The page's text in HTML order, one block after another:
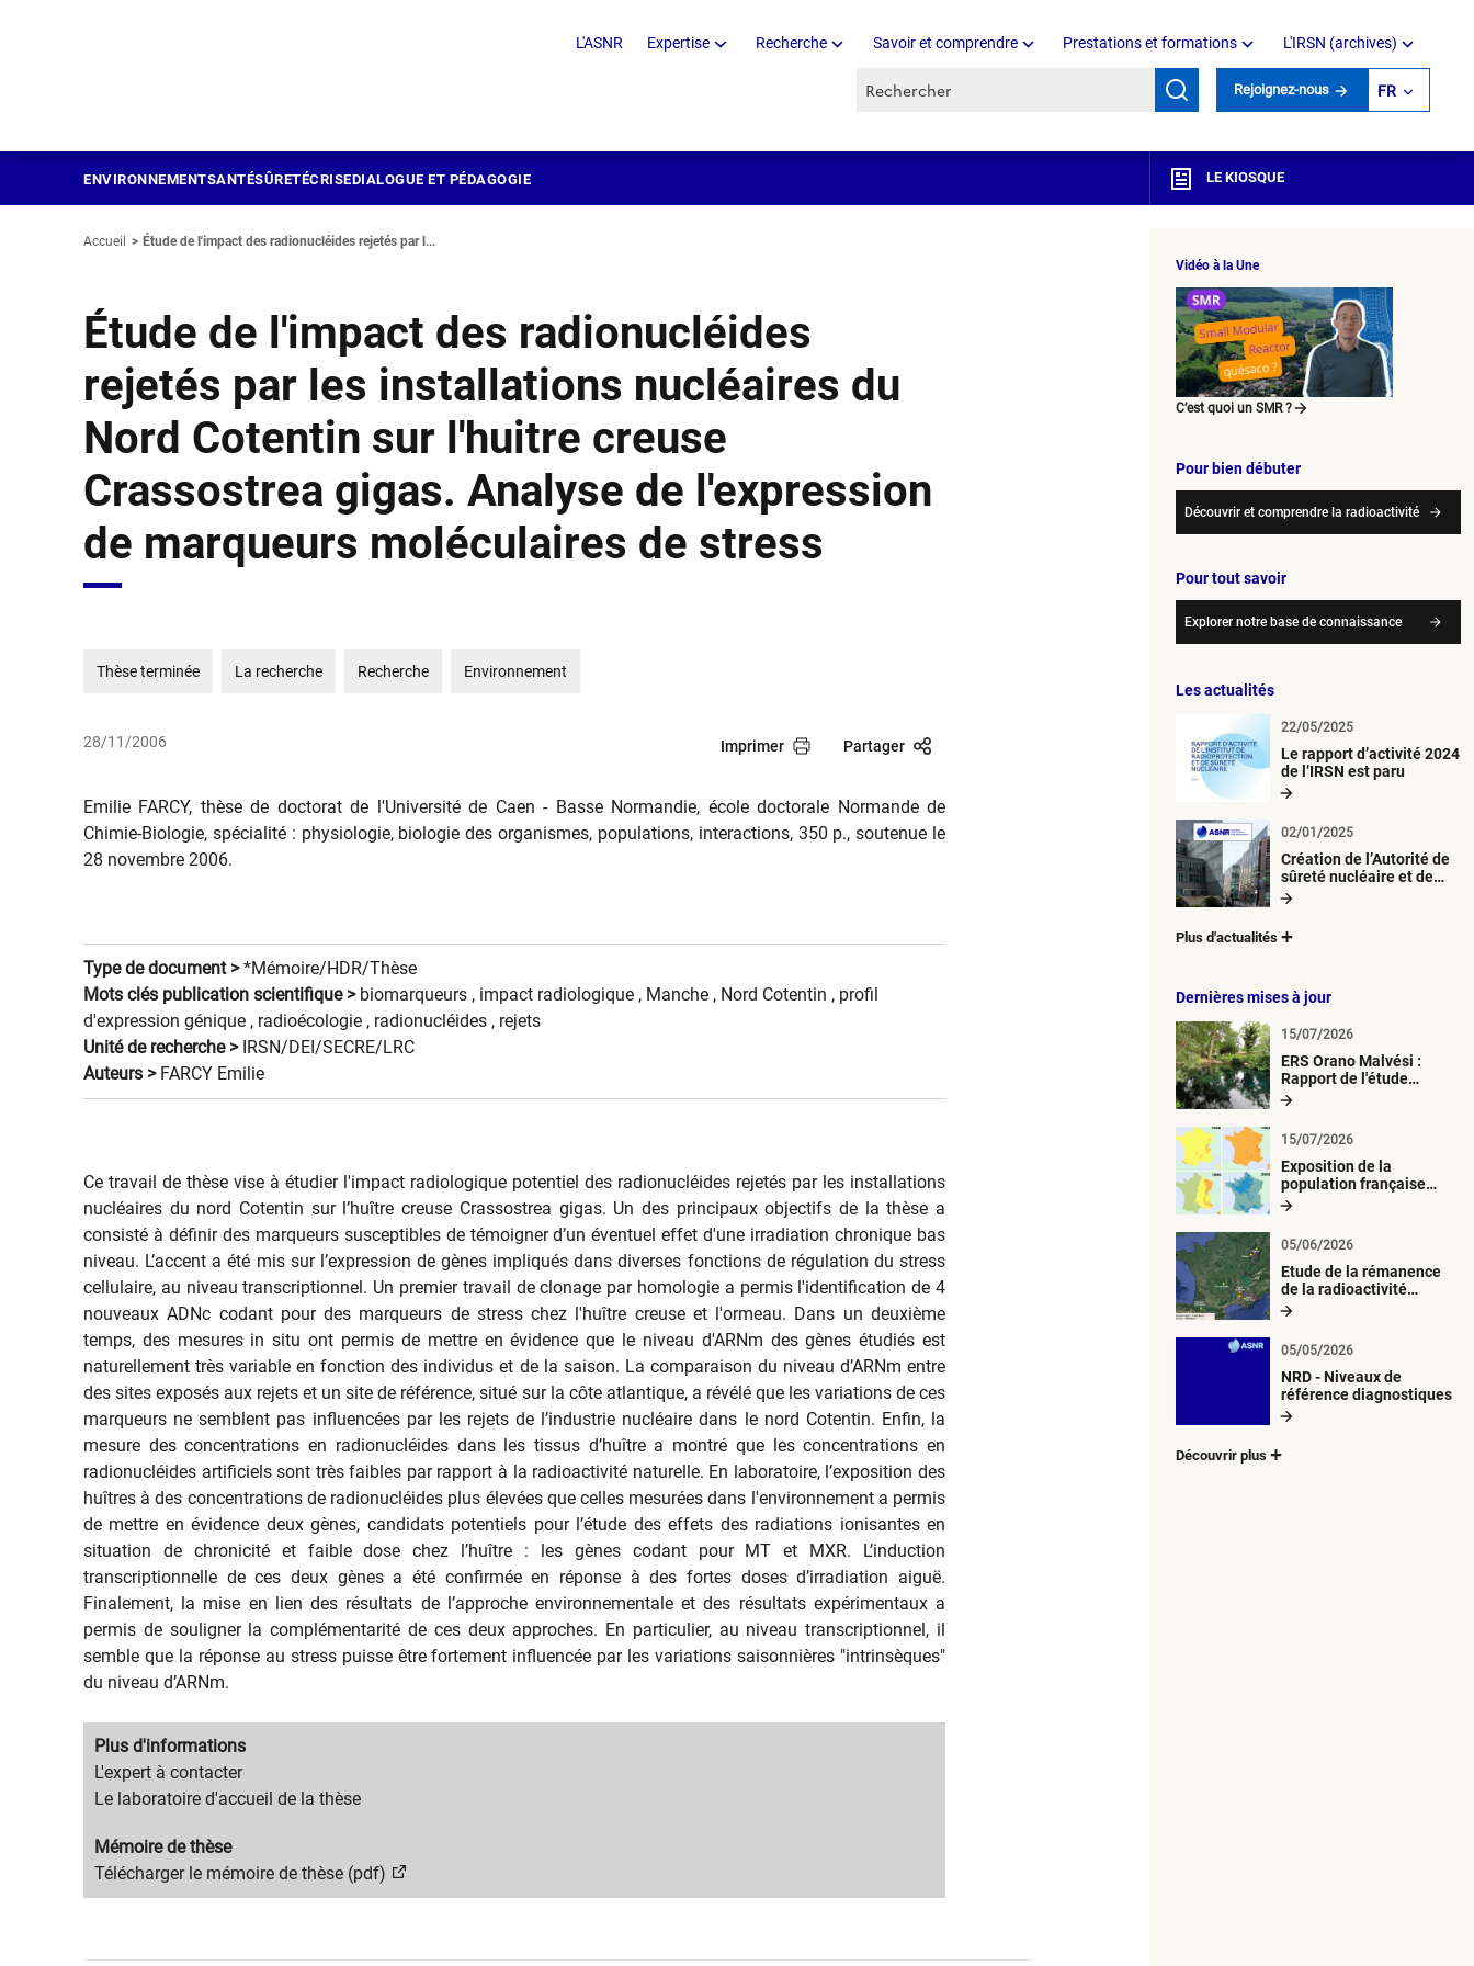
L'ASNR Expertise Recherche Savoir et comprendre Prestations et formations L'IRSN (archives)
Recherche par mots clés Rejoignez-nous FR
ENVIRONNEMENTSANTÉSÛRETÉCRISEDIALOGUE ET PÉDAGOGIE LE KIOSQUE
Accueil Étude de l'impact des radionucléides rejetés par l...
Étude de l'impact des radionucléides
rejetés par les installations nucléaires du
Nord Cotentin sur l'huitre creuse
Crassostrea gigas. Analyse de l'expression
de marqueurs moléculaires de stress
Imprimer Partager
Thèse terminée La recherche Recherche Environnement
28/11/2006
Emilie FARCY, thèse de doctorat de l'Université de Caen - Basse Normandie, école doctorale Normande de
Chimie-Biologie, spécialité : physiologie, biologie des organismes, populations, interactions, 350 p., soutenue le
28 novembre 2006.
Type de document > *Mémoire/HDR/Thèse
Mots clés publication scientifique > biomarqueurs , impact radiologique , Manche , Nord Cotentin , profil
d'expression génique , radioécologie , radionucléides , rejets
Unité de recherche > IRSN/DEI/SECRE/LRC
Auteurs > FARCY Emilie
Ce travail de thèse vise à étudier l'impact radiologique potentiel des radionucléides rejetés par les installations
nucléaires du nord Cotentin sur l’huître creuse Crassostrea gigas. Un des principaux objectifs de la thèse a
consisté à définir des marqueurs susceptibles de témoigner d’un éventuel effet d'une irradiation chronique bas
niveau. L’accent a été mis sur l’expression de gènes impliqués dans diverses fonctions de régulation du stress
cellulaire, au niveau transcriptionnel. Un premier travail de clonage par homologie a permis l'identification de 4
nouveaux ADNc codant pour des marqueurs de stress chez l'huître creuse et l'ormeau. Dans un deuxième
temps, des mesures in situ ont permis de mettre en évidence que le niveau d'ARNm des gènes étudiés est
naturellement très variable en fonction des individus et de la saison. La comparaison du niveau d’ARNm entre
des sites exposés aux rejets et un site de référence, situé sur la côte atlantique, a révélé que les variations de ces
marqueurs ne semblent pas influencées par les rejets de l’industrie nucléaire dans le nord Cotentin. Enfin, la
mesure des concentrations en radionucléides dans les tissus d’huître a montré que les concentrations en
radionucléides artificiels sont très faibles par rapport à la radioactivité naturelle. En laboratoire, l’exposition des
huîtres à des concentrations de radionucléides plus élevées que celles mesurées dans l'environnement a permis
de mettre en évidence deux gènes, candidats potentiels pour l’étude des effets des radiations ionisantes en
situation de chronicité et faible dose chez l’huître : les gènes codant pour MT et MXR. L’induction
transcriptionnelle de ces deux gènes a été confirmée en réponse à des fortes doses d’irradiation aiguë.
Finalement, la mise en lien des résultats de l’approche environnementale et des résultats expérimentaux a
permis de souligner la complémentarité de ces deux approches. En particulier, au niveau transcriptionnel, il
semble que la réponse au stress puisse être fortement influencée par les variations saisonnières "intrinsèques"
du niveau d’ARNm.
Migration
content
title
Plus d'informations
Migration
content
L'expert à contacter
Le laboratoire d'accueil de la thèse
Migration
content
title
Mémoire de thèse
Migration
content
Télécharger le mémoire de thèse (pdf)
Vidéo à la Une
C’est quoi un SMR ?
Pour bien débuter
Découvrir et comprendre la radioactivité
Pour tout savoir
Explorer notre base de connaissance
Les actualités
Le rapport d’activité 2024
de l’IRSN est paru
22/05/2025
Création de l’Autorité de
sûreté nucléaire et de
radioprotection (ASNR)
02/01/2025
Plus d'actualités
Dernières mises à jour
ERS Orano Malvési :
Rapport de l'étude
radiologique du milieu
15/07/2026
Exposition de la
population française
métropolitaine aux
atmosphériques
radioactives depuis 1945
15/07/2026
Etude de la rémanence
de la radioactivité
d’origine artificielle
05/06/2026
NRD - Niveaux de
référence diagnostiques
05/05/2026
Découvrir plus